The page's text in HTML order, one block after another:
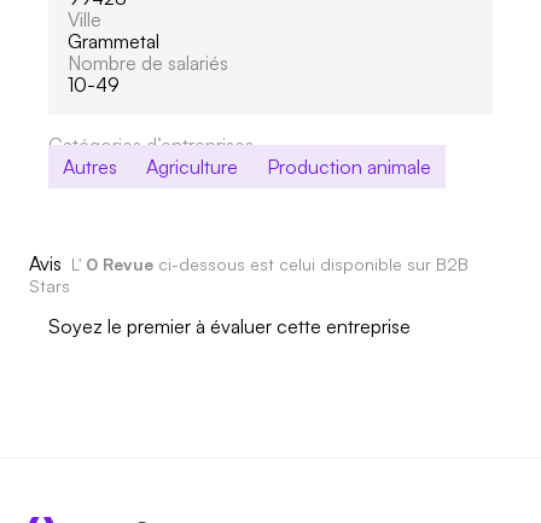
Ville
Grammetal
Nombre de salariés
10-49
Catégories d’entreprises
Autres
Agriculture Production animale
Avis L' 0 Revue ci-dessous est celui disponible sur B2B
Stars
Soyez le premier à évaluer cette entreprise